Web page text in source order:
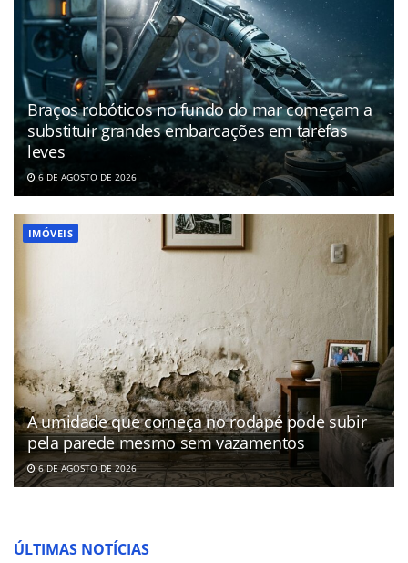
Braços robóticos no fundo do mar começam a
substituir grandes embarcações em tarefas
leves
6 DE AGOSTO DE 2026
IMÓVEIS
A umidade que começa no rodapé pode subir
pela parede mesmo sem vazamentos
6 DE AGOSTO DE 2026
ÚLTIMAS NOTÍCIAS